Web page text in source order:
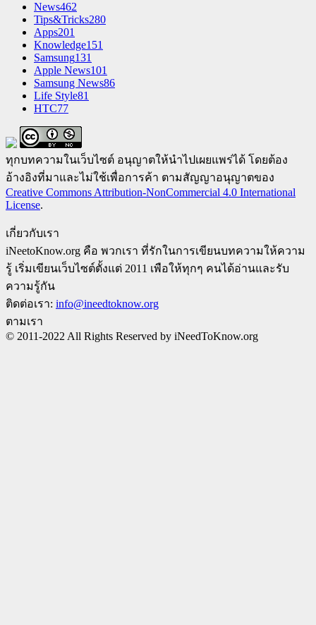
News462
Tips&Tricks280
Apps201
Knowledge151
Samsung131
Apple News101
Samsung News86
Life Style81
HTC77
ทุกบทความในเว็บไซต์ อนุญาตให้นำไปเผยแพร่ได้ โดยต้อง
อ้างอิงที่มาและไม่ใช้เพื่อการค้า ตามสัญญาอนุญาตของ
Creative Commons Attribution-NonCommercial 4.0 International
License.
เกี่ยวกับเรา
iNeetoKnow.org คือ พวกเรา ที่รักในการเขียนบทความให้ความ
รู้ เริ่มเขียนเว็บไซต์ตั้งแต่ 2011 เพือให้ทุกๆ คนได้อ่านและรับ
ความรู้กัน
ติดต่อเรา: info@ineedtoknow.org
ตามเรา
© 2011-2022 All Rights Reserved by iNeedToKnow.org